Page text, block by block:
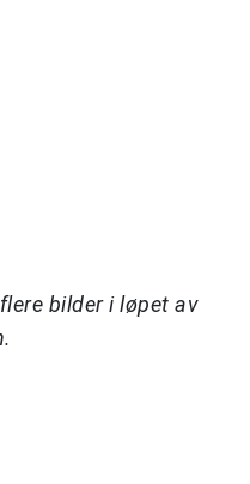
bilder i løpet av